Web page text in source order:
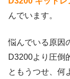
んでいます。
悩んでいる原因
D3200より圧倒
ともうつせ、何